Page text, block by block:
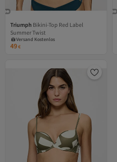
Triumph Bikini-Top Red Label
Summer Twist
Versand Kostenlos
Gratis Versand
Versand Kostenlos
49€